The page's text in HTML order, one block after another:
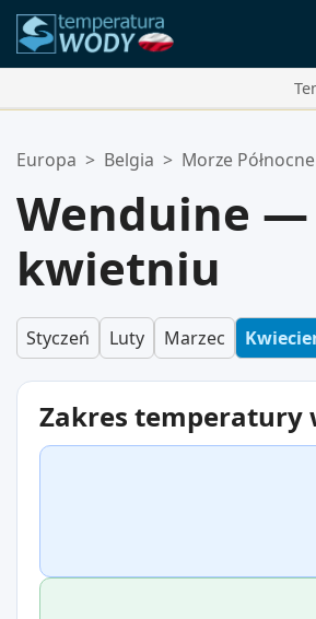
Twoja lista ulubionych jest pusta.
Europa > Belgia > Morze Północne
Wenduine —
kwietniu
Styczeń Luty Marzec
Zakres temperatury